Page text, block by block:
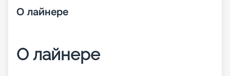
О лайнере
О лайнере